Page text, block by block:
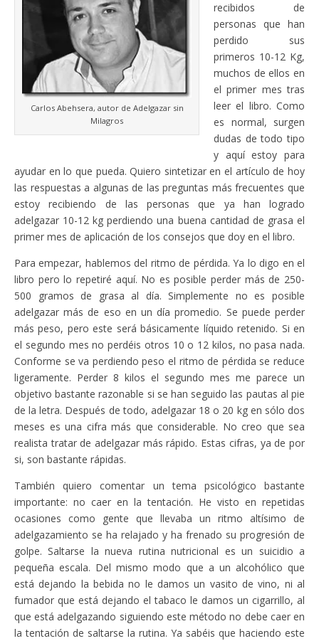
Carlos Abehsera, autor de Adelgazar sin
Milagros
recibidos de
personas que han
perdido sus
primeros 10-12 Kg,
muchos de ellos en
el primer mes tras
leer el libro. Como
es normal, surgen
dudas de todo tipo
y aquí estoy para
ayudar en lo que pueda. Quiero sintetizar en el artículo de hoy
las respuestas a algunas de las preguntas más frecuentes que
estoy recibiendo de las personas que ya han logrado
adelgazar 10-12 kg perdiendo una buena cantidad de grasa el
primer mes de aplicación de los consejos que doy en el libro.
Para empezar, hablemos del ritmo de pérdida. Ya lo digo en el
libro pero lo repetiré aquí. No es posible perder más de 250-
500 gramos de grasa al día. Simplemente no es posible
adelgazar más de eso en un día promedio. Se puede perder
más peso, pero este será básicamente líquido retenido. Si en
el segundo mes no perdéis otros 10 o 12 kilos, no pasa nada.
Conforme se va perdiendo peso el ritmo de pérdida se reduce
ligeramente. Perder 8 kilos el segundo mes me parece un
objetivo bastante razonable si se han seguido las pautas al pie
de la letra. Después de todo, adelgazar 18 o 20 kg en sólo dos
meses es una cifra más que considerable. No creo que sea
realista tratar de adelgazar más rápido. Estas cifras, ya de por
si, son bastante rápidas.
También quiero comentar un tema psicológico bastante
importante: no caer en la tentación. He visto en repetidas
ocasiones como gente que llevaba un ritmo altísimo de
adelgazamiento se ha relajado y ha frenado su progresión de
golpe. Saltarse la nueva rutina nutricional es un suicidio a
pequeña escala. Del mismo modo que a un alcohólico que
está dejando la bebida no le damos un vasito de vino, ni al
fumador que está dejando el tabaco le damos un cigarrillo, al
que está adelgazando siguiendo este método no debe caer en
la tentación de saltarse la rutina. Ya sabéis que haciendo este